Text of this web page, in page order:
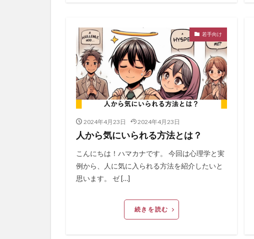
若手向け
2024年4月23日 2024年4月23日
人から気にいられる方法とは？
こんにちは！ハマカナです。 今回は心理学と実
例から、人に気に入られる方法を紹介したいと
思います。 ゼ […]
続きを読む